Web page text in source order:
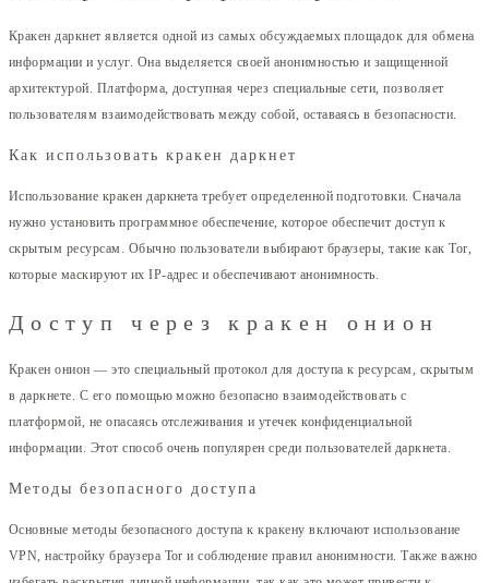
Кракен даркнет является одной из самых обсуждаемых площадок для обмена
информации и услуг. Она выделяется своей анонимностью и защищенной
архитектурой. Платформа, доступная через специальные сети, позволяет
пользователям взаимодействовать между собой, оставаясь в безопасности.
Как использовать кракен даркнет
Использование кракен даркнета требует определенной подготовки. Сначала
нужно установить программное обеспечение, которое обеспечит доступ к
скрытым ресурсам. Обычно пользователи выбирают браузеры, такие как Tor,
которые маскируют их IP-адрес и обеспечивают анонимность.
Доступ через кракен онион
Кракен онион — это специальный протокол для доступа к ресурсам, скрытым
в даркнете. С его помощью можно безопасно взаимодействовать с
платформой, не опасаясь отслеживания и утечек конфиденциальной
информации. Этот способ очень популярен среди пользователей даркнета.
Методы безопасного доступа
Основные методы безопасного доступа к кракену включают использование
VPN, настройку браузера Tor и соблюдение правил анонимности. Также важно